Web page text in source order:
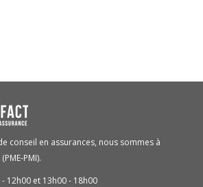
conseil en assurances, nous sommes à
PMI).
12h00 et 13h00 - 18h00